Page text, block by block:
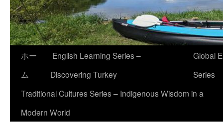
ホー
ム
English Learning Series –
Discovering Turkey
Global
Series
Traditional Cultures Series – Indigenous Wisdom in a
Modern World